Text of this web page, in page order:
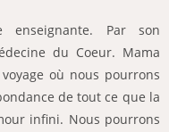
Par son
du Coeur. Mama
où nous pourrons
de tout ce que la
infini. Nous pourrons